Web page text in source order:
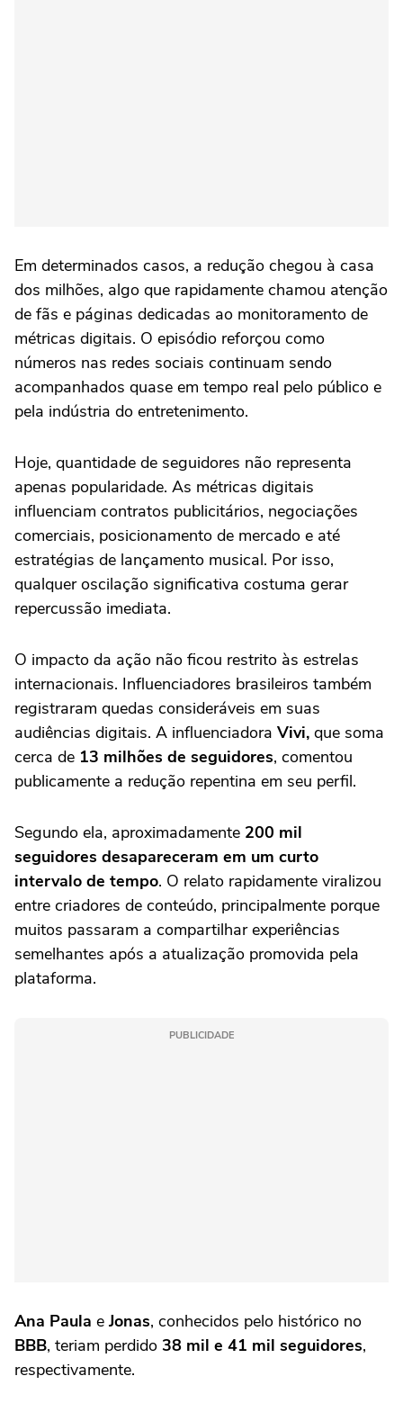
Em determinados casos, a redução chegou à casa
dos milhões, algo que rapidamente chamou atenção
de fãs e páginas dedicadas ao monitoramento de
métricas digitais. O episódio reforçou como
números nas redes sociais continuam sendo
acompanhados quase em tempo real pelo público e
pela indústria do entretenimento.
Hoje, quantidade de seguidores não representa
apenas popularidade. As métricas digitais
influenciam contratos publicitários, negociações
comerciais, posicionamento de mercado e até
estratégias de lançamento musical. Por isso,
qualquer oscilação significativa costuma gerar
repercussão imediata.
O impacto da ação não ficou restrito às estrelas
internacionais. Influenciadores brasileiros também
registraram quedas consideráveis em suas
audiências digitais. A influenciadora Vivi, que soma
cerca de 13 milhões de seguidores, comentou
publicamente a redução repentina em seu perfil.
Segundo ela, aproximadamente 200 mil
seguidores desapareceram em um curto
intervalo de tempo. O relato rapidamente viralizou
entre criadores de conteúdo, principalmente porque
muitos passaram a compartilhar experiências
semelhantes após a atualização promovida pela
plataforma.
PUBLICIDADE
Ana Paula e Jonas, conhecidos pelo histórico no
BBB, teriam perdido 38 mil e 41 mil seguidores,
respectivamente.